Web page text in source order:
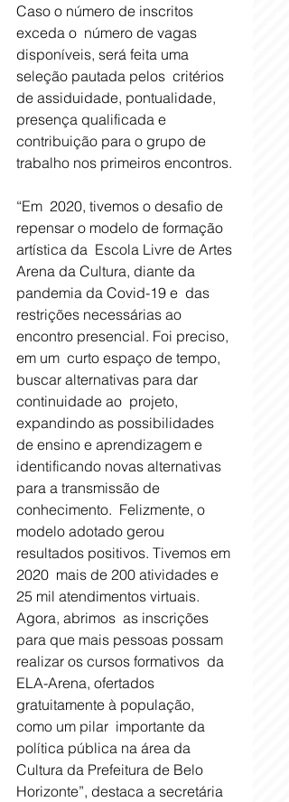
Caso o número de inscritos
exceda o  número de vagas
disponíveis, será feita uma
seleção pautada pelos  critérios
de assiduidade, pontualidade,
presença qualificada e
contribuição para o grupo de
trabalho nos primeiros encontros.
“Em  2020, tivemos o desafio de
repensar o modelo de formação
artística da  Escola Livre de Artes
Arena da Cultura, diante da
pandemia da Covid-19 e  das
restrições necessárias ao
encontro presencial. Foi preciso,
em um  curto espaço de tempo,
buscar alternativas para dar
continuidade ao  projeto,
expandindo as possibilidades
de ensino e aprendizagem e
identificando novas alternativas
para a transmissão de
conhecimento.  Felizmente, o
modelo adotado gerou
resultados positivos. Tivemos em
2020  mais de 200 atividades e
25 mil atendimentos virtuais.
Agora, abrimos  as inscrições
para que mais pessoas possam
realizar os cursos formativos  da
ELA-Arena, ofertados
gratuitamente à população,
como um pilar  importante da
política pública na área da
Cultura da Prefeitura de Belo
Horizonte”, destaca a secretária